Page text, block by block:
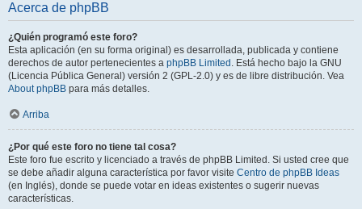
Acerca de phpBB
¿Quién programó este foro?
Esta aplicación (en su forma original) es desarrollada, publicada y contiene
derechos de autor pertenecientes a phpBB Limited . Está hecho bajo la GNU
(Licencia Pública General) versión 2 (GPL-2.0) y es de libre distribución. Vea
About phpBB para más detalles.
Arriba
¿Por qué este foro no tiene tal cosa?
Este foro fue escrito y licenciado a través de phpBB Limited. Si usted cree que
se debe añadir alguna característica por favor visite Centro de phpBB Ideas
(en Inglés), donde se puede votar en ideas existentes o sugerir nuevas
características.